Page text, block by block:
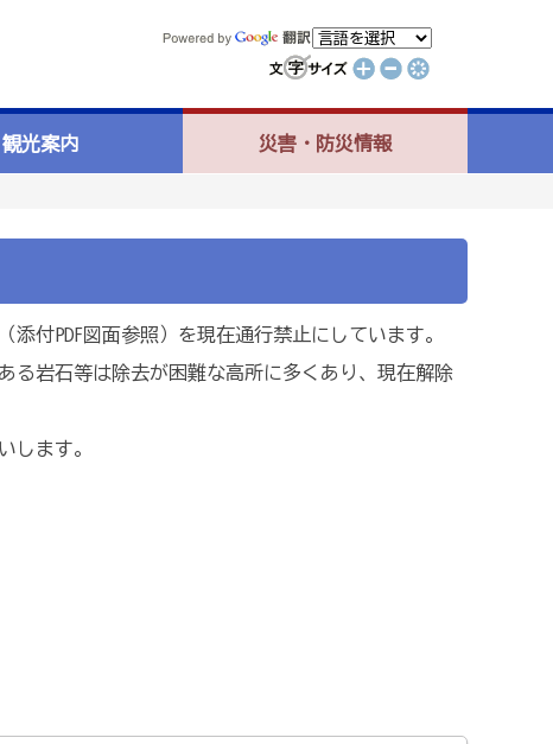
観光案内 災害・防災情報
付PDF図面参照）を現在通行禁止にしています。
岩石等は除去が困難な高所に多くあり、現在解除
します。